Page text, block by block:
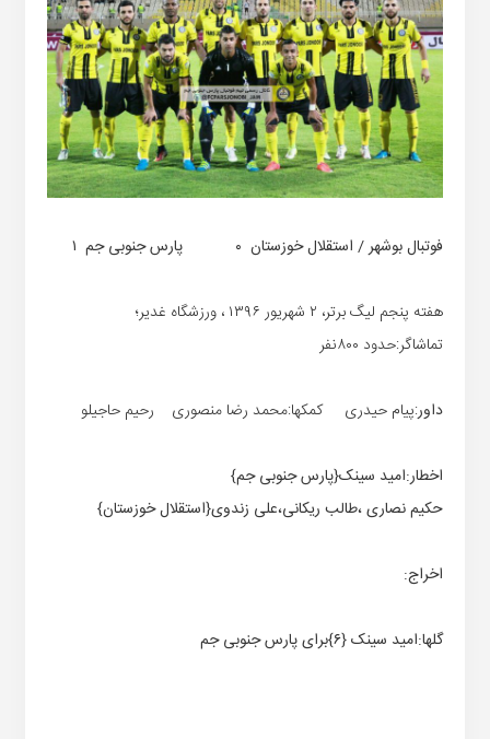
فوتبال بوشهر / استقلال خوزستان ۰ پارس جنوبی جم ۱
هفته پنجم لیگ برتر، ۲ شهریور ۱۳۹۶ ، ورزشگاه غدیر؛
تماشاگر:حدود ۸۰۰نفر
داور:پیام حیدری کمکها:محمد رضا منصوری رحیم حاجیلو
اخطار:امید سینک{پارس جنوبی جم}
حکیم نصاری ،طالب ریکانی،علی زندوی{استقلال خوزستان}
اخراج:
گلها:امید سینک {۶}برای پارس جنوبی جم